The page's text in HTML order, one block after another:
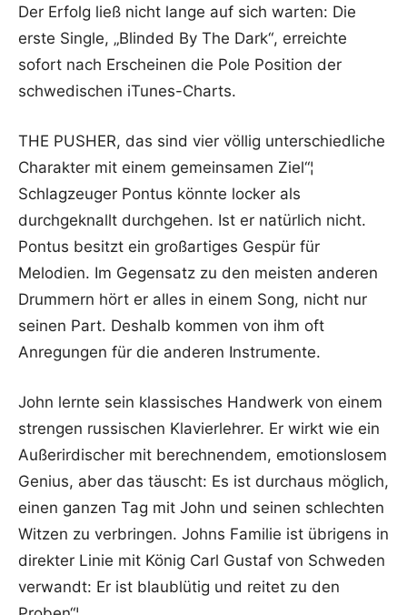
Der Erfolg ließ nicht lange auf sich warten: Die
erste Single, „Blinded By The Dark“, erreichte
sofort nach Erscheinen die Pole Position der
schwedischen iTunes-Charts.
THE PUSHER, das sind vier völlig unterschiedliche
Charakter mit einem gemeinsamen Ziel“¦
Schlagzeuger Pontus könnte locker als
durchgeknallt durchgehen. Ist er natürlich nicht.
Pontus besitzt ein großartiges Gespür für
Melodien. Im Gegensatz zu den meisten anderen
Drummern hört er alles in einem Song, nicht nur
seinen Part. Deshalb kommen von ihm oft
Anregungen für die anderen Instrumente.
John lernte sein klassisches Handwerk von einem
strengen russischen Klavierlehrer. Er wirkt wie ein
Außerirdischer mit berechnendem, emotionslosem
Genius, aber das täuscht: Es ist durchaus möglich,
einen ganzen Tag mit John und seinen schlechten
Witzen zu verbringen. Johns Familie ist übrigens in
direkter Linie mit König Carl Gustaf von Schweden
verwandt: Er ist blaublütig und reitet zu den